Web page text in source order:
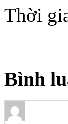
Thời
Bình